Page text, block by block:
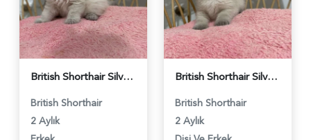
British Shorthair Silver Ns11 Erkek Yavru - 456
British Shorthair
2 Aylık
British Shorthair Silver Ns11 Safkan Yavrularımız - 457
British Shorthair
2 Aylık